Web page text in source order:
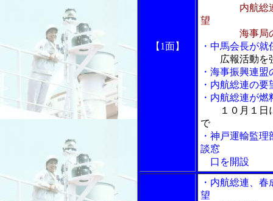
【1面】
内航総
望
海事局の春
・中馬会長が就
広報活動を
・海事振興連
・内航総連の要
・内航総連が
１０月１
で
・神戸運輸監
談窓
口を開設
・内航総連、
望